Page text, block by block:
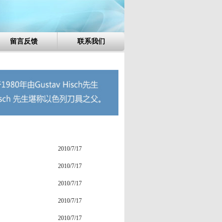
留言反馈 联系我们
2010/7/17
2010/7/17
2010/7/17
2010/7/17
2010/7/17